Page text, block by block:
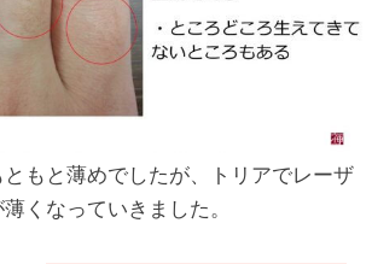
もと薄めでしたが、トリアでレーザ
くなっていきました。